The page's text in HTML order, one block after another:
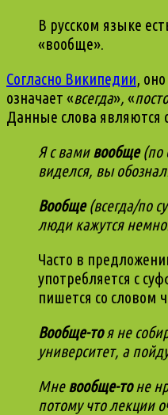
В русском языке
«вообще».
Согласно Википедии ,
означает «всегда», «
Данные слова являются
Я с вами вообще(по
виделся, вы
Вообще(всегда/по
люди кажутся
Часто в
употребляется с
пишется со словом
Вообще-тоя не
университет, а
Мне вообще-тоне
потому что лекции